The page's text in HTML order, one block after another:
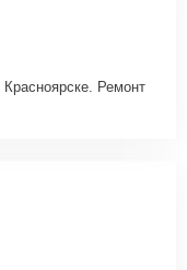
вопросам,
курьерской
время и место.
Ремонт